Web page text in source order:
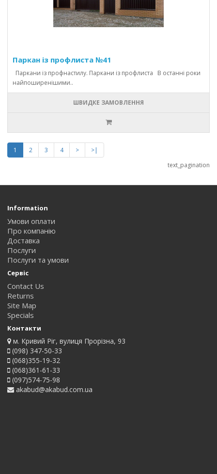
Паркан із профлиста №41
Паркани із профнастилу. Паркани із профлиста В останні роки
найпоширенішими..
ШВИДКЕ ЗАМОВЛЕННЯ
1 2 3 4 >
>|
text_pagination
Information
Умови оплати
Про компанію
Доставка
Послуги
Послуги та умови
Сервіс
Contact Us
Returns
Site Map
Specials
Контакти
м. Кривий Ріг, вулиця Прорізна, 93
(098) 347-50-33
(068)355-19-32
(068)361-61-33
(097)574-75-98
akabud@akabud.com.ua